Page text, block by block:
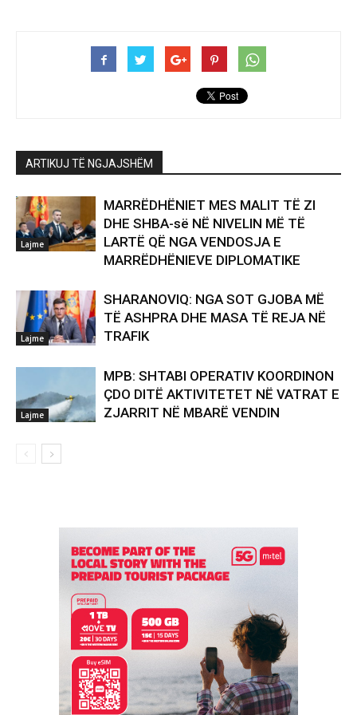
ARTIKUJ TË NGJAJSHËM
Lajme
MARRËDHËNIET MES MALIT TË ZI
DHE SHBA-së NË NIVELIN MË TË
LARTË QË NGA VENDOSJA E
MARRËDHËNIEVE DIPLOMATIKE
Lajme
SHARANOVIQ: NGA SOT GJOBA MË
TË ASHPRA DHE MASA TË REJA NË
TRAFIK
Lajme
MPB: SHTABI OPERATIV KOORDINON
ÇDO DITË AKTIVITETET NË VATRAT E
ZJARRIT NË MBARË VENDIN